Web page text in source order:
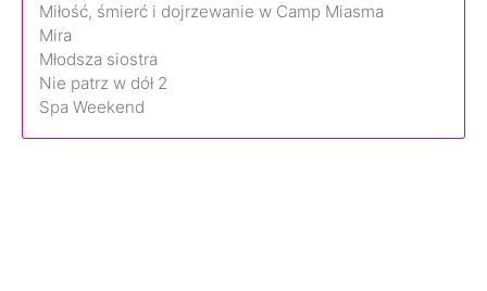
Miłość, śmierć i dojrzewanie w Camp Miasma
Mira
Młodsza siostra
Nie patrz w dół 2
Spa Weekend